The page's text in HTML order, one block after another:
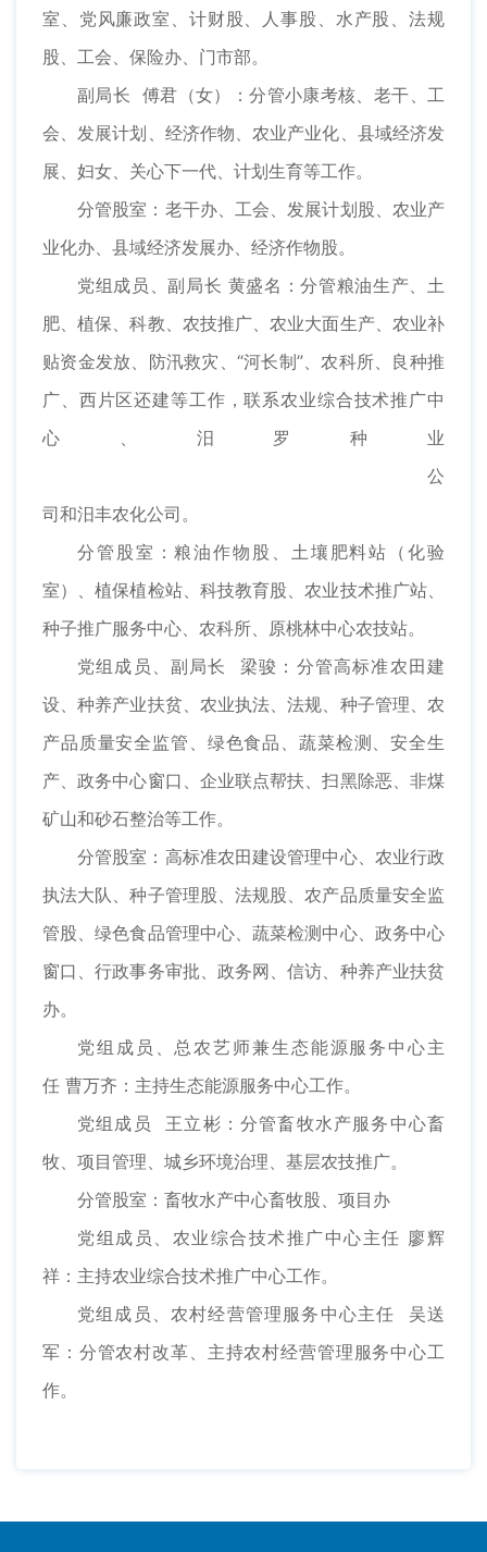
室、党风廉政室、计财股、人事股、水产股、法规
股、工会、保险办、门市部。
副局长 傅君（女）：分管小康考核、老干、工
会、发展计划、经济作物、农业产业化、县域经济发
展、妇女、关心下一代、计划生育等工作。
分管股室：老干办、工会、发展计划股、农业产
业化办、县域经济发展办、经济作物股。
党组成员、副局长 黄盛名：分管粮油生产、土
肥、植保、科教、农技推广、农业大面生产、农业补
贴资金发放、防汛救灾、“河长制”、农科所、良种推
广、西片区还建等工作，联系农业综合技术推广中
心、汨罗种业
公
司和汨丰农化公司。
分管股室：粮油作物股、土壤肥料站（化验
室）、植保植检站、科技教育股、农业技术推广站、
种子推广服务中心、农科所、原桃林中心农技站。
党组成员、副局长 梁骏：分管高标准农田建
设、种养产业扶贫、农业执法、法规、种子管理、农
产品质量安全监管、绿色食品、蔬菜检测、安全生
产、政务中心窗口、企业联点帮扶、扫黑除恶、非煤
矿山和砂石整治等工作。
分管股室：高标准农田建设管理中心、农业行政
执法大队、种子管理股、法规股、农产品质量安全监
管股、绿色食品管理中心、蔬菜检测中心、政务中心
窗口、行政事务审批、政务网、信访、种养产业扶贫
办。
党组成员、总农艺师兼生态能源服务中心主
任 曹万齐：主持生态能源服务中心工作。
党组成员 王立彬：分管畜牧水产服务中心畜
牧、项目管理、城乡环境治理、基层农技推广。
分管股室：畜牧水产中心畜牧股、项目办
党组成员、农业综合技术推广中心主任 廖辉
祥：主持农业综合技术推广中心工作。
党组成员、农村经营管理服务中心主任 吴送
军：分管农村改革、主持农村经营管理服务中心工
作。